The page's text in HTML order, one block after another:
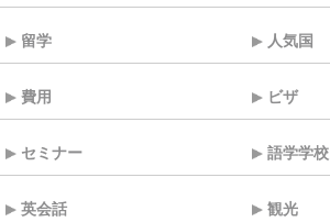
留学 人気国
費用 ビザ
セミナー 語学学校
英会話 観光